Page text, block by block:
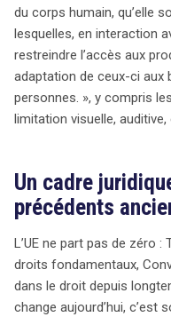
du corps humain, qu’elle
lesquelles, en interaction
restreindre l’accès aux
adaptation de ceux-ci aux
personnes. », y compris
limitation visuelle,
Un cadre
précédents
L’UE ne part pas de zéro :
droits fondamentaux,
dans le droit depuis
change aujourd’hui, c’est